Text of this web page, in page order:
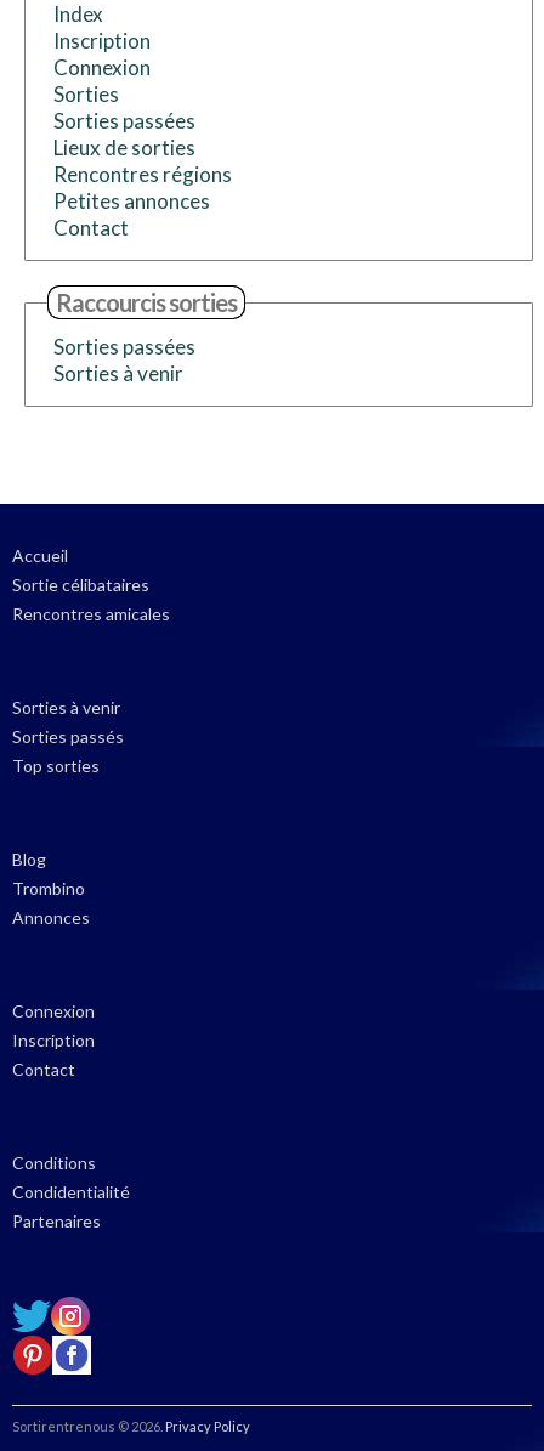
Index
Inscription
Connexion
Sorties
Sorties passées
Lieux de sorties
Rencontres régions
Petites annonces
Contact
Raccourcis sorties
Sorties passées
Sorties à venir
Accueil
Sortie célibataires
Rencontres amicales
Sorties à venir
Sorties passés
Top sorties
Blog
Trombino
Annonces
Connexion
Inscription
Contact
Conditions
Condidentialité
Partenaires
Sortirentrenous © 2026 Privacy Policy